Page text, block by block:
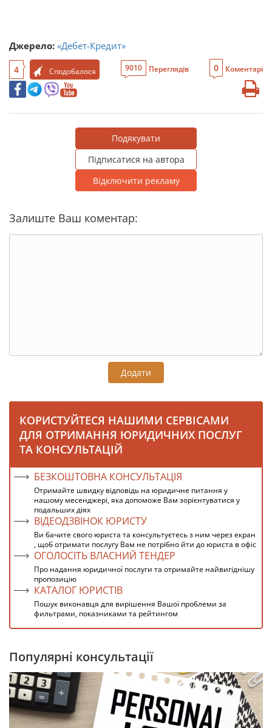
Джерело: «Дебет-Кредит»
4 Сподобалося 9010 Переглядів 0 Коментарі
Подякувати
Підписатися на автора
Відключити рекламу
Залиште Ваш коментар:
Додати
КОРИСТУЙТЕСЯ НАШИМИ СЕРВІСАМИ
ДЛЯ ОТРИМАННЯ ЮРИДИЧНИХ ПОСЛУГ
ТА КОНСУЛЬТАЦІЙ
БЕЗКОШТОВНА КОНСУЛЬТАЦІЯ
Отримайте швидку відповідь на юридичне питання у
нашому месенджері, яка допоможе Вам зорієнтуватися у
подальших діях
ВІДЕОДЗВІНОК ЮРИСТУ
Ви бачите свого юриста та консультуєтесь з ним через екран
, щоб отримати послугу Вам не потрібно йти до юриста в офіс
ОГОЛОСІТЬ ВЛАСНИЙ ТЕНДЕР
Про надання юридичної послуги та отримайте найвигіднішу
пропозицію
КАТАЛОГ ЮРИСТІВ
Пошук виконавця для вирішення Вашої проблеми за
фильтрами, показниками та рейтингом
Популярні консультації